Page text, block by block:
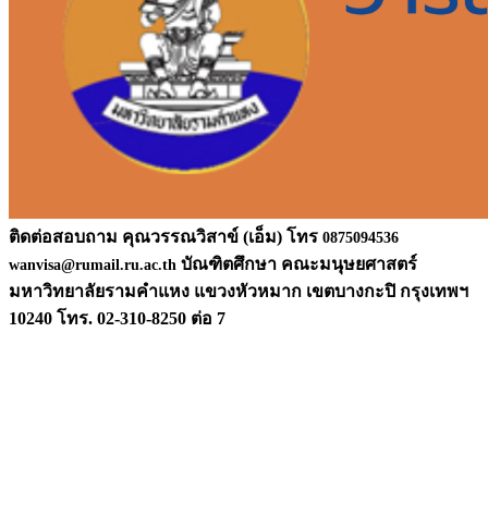
ติดต่อสอบถาม คุณวรรณวิสาข์ (เอ็ม) โทร 0875094536
wanvisa@rumail.ru.ac.th บัณฑิตศึกษา คณะมนุษยศาสตร์
มหาวิทยาลัยรามคำแหง แขวงหัวหมาก เขตบางกะปิ กรุงเทพฯ
10240 โทร. 02-310-8250 ต่อ 7